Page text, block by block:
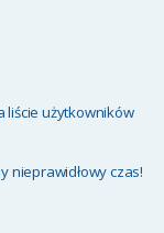
liście użytkowników
nieprawidłowy czas!